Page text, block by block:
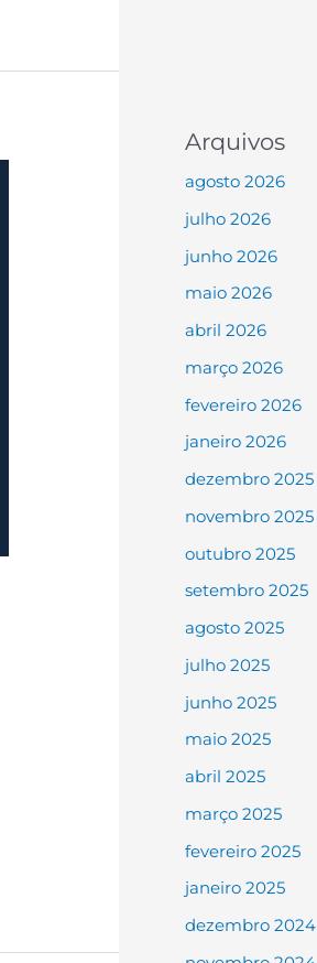
Arquivos
agosto 2026
julho 2026
junho 2026
maio 2026
abril 2026
março 2026
fevereiro 2026
janeiro 2026
dezembro 2025
novembro 2025
outubro 2025
setembro 2025
agosto 2025
julho 2025
junho 2025
maio 2025
abril 2025
março 2025
fevereiro 2025
janeiro 2025
dezembro 2024